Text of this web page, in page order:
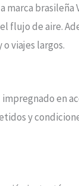
flujo de aire.
viajes largos.
en
y